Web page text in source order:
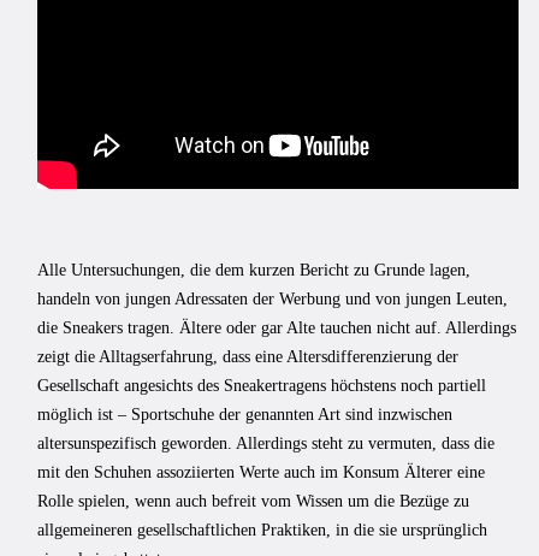
Alle Untersuchungen, die dem kurzen Bericht zu Grunde lagen,
handeln von jungen Adressaten der Werbung und von jungen Leuten,
die Sneakers tragen. Ältere oder gar Alte tauchen nicht auf. Allerdings
zeigt die Alltagserfahrung, dass eine Altersdifferenzierung der
Gesellschaft angesichts des Sneakertragens höchstens noch partiell
möglich ist – Sportschuhe der genannten Art sind inzwischen
altersunspezifisch geworden. Allerdings steht zu vermuten, dass die
mit den Schuhen assoziierten Werte auch im Konsum Älterer eine
Rolle spielen, wenn auch befreit vom Wissen um die Bezüge zu
allgemeineren gesellschaftlichen Praktiken, in die sie ursprünglich